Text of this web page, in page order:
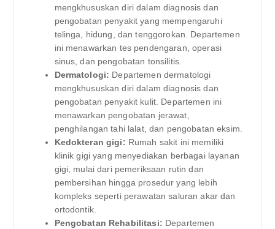
mengkhususkan diri dalam diagnosis dan
pengobatan penyakit yang mempengaruhi
telinga, hidung, dan tenggorokan. Departemen
ini menawarkan tes pendengaran, operasi
sinus, dan pengobatan tonsilitis.
Dermatologi: Departemen dermatologi
mengkhususkan diri dalam diagnosis dan
pengobatan penyakit kulit. Departemen ini
menawarkan pengobatan jerawat,
penghilangan tahi lalat, dan pengobatan eksim.
Kedokteran gigi: Rumah sakit ini memiliki
klinik gigi yang menyediakan berbagai layanan
gigi, mulai dari pemeriksaan rutin dan
pembersihan hingga prosedur yang lebih
kompleks seperti perawatan saluran akar dan
ortodontik.
Pengobatan Rehabilitasi: Departemen